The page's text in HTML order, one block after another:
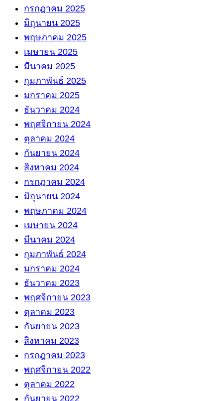
กรกฎาคม 2025
มิถุนายน 2025
พฤษภาคม 2025
เมษายน 2025
มีนาคม 2025
กุมภาพันธ์ 2025
มกราคม 2025
ธันวาคม 2024
พฤศจิกายน 2024
ตุลาคม 2024
กันยายน 2024
สิงหาคม 2024
กรกฎาคม 2024
มิถุนายน 2024
พฤษภาคม 2024
เมษายน 2024
มีนาคม 2024
กุมภาพันธ์ 2024
มกราคม 2024
ธันวาคม 2023
พฤศจิกายน 2023
ตุลาคม 2023
กันยายน 2023
สิงหาคม 2023
กรกฎาคม 2023
พฤศจิกายน 2022
ตุลาคม 2022
กันยายน 2022